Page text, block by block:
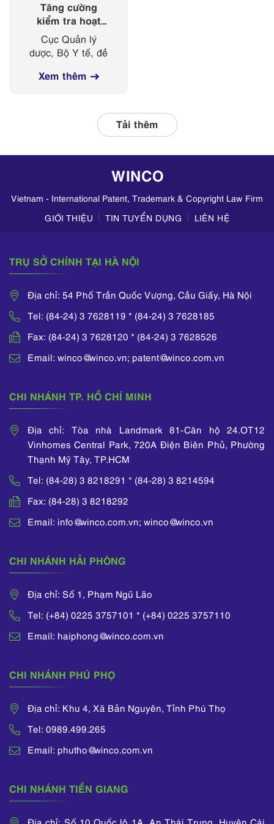
Tăng cường
kiểm tra hoạt
động kinh doanh
mỹ phẩm trên
các nền tảng
mạng xã hội
Cục Quản lý
dược, Bộ Y tế, đề
tỉnh, thành phố
liên quan, tập
trung kiểm tra
Xem thêm
Tải thêm
WINCO
Vietnam - International Patent, Trademark & Copyright Law Firm
GIỚI THIỆU
TIN TUYỂN DỤNG LIÊN HỆ
TRỤ SỞ CHÍNH TẠI HÀ NỘI
Địa chỉ: 54 Phố Trần Quốc Vượng, Cầu Giấy, Hà Nội
Tel: (84-24) 3 7628119 * (84-24) 3 7628185
Fax: (84-24) 3 7628120 * (84-24) 3 7628526
Email: winco@winco.vn; patent@winco.com.vn
CHI NHÁNH TP. HỒ CHÍ MINH
Địa chỉ: Tòa nhà Landmark 81-Căn hộ 24.OT12
Vinhomes Central Park, 720A Điện Biên Phủ, Phường
Thạnh Mỹ Tây, TP.HCM
Tel: (84-28) 3 8218291 * (84-28) 3 8214594
Fax: (84-28) 3 8218292
Email: info@winco.com.vn; winco@winco.vn
CHI NHÁNH HẢI PHÒNG
Địa chỉ: Số 1, Phạm Ngũ Lão
Tel: (+84) 0225 3757101 * (+84) 0225 3757110
Email: haiphong@winco.com.vn
CHI NHÁNH PHÚ PHỌ
Địa chỉ: Khu 4, Xã Bản Nguyên, Tỉnh Phú Thọ
Tel: 0989.499.265
Email: phutho@winco.com.vn
CHI NHÁNH TIỀN GIANG